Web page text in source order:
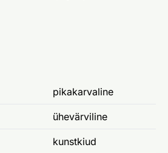
pikakarvaline
ühevärviline
kunstkiud